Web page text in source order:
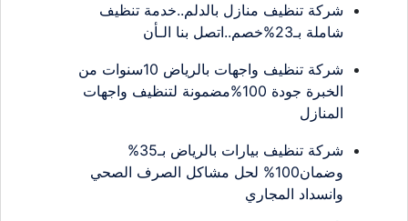
شركة تنظيف منازل بالدلم..خدمة تنظيف
شاملة بـ23%خصم..اتصل بنا الـأن
شركة تنظيف واجهات بالرياض 10سنوات من
الخبرة جودة 100%مضمونة لتنظيف واجهات
المنازل
شركة تنظيف بيارات بالرياض بـ35%
وضمان100% لحل مشاكل الصرف الصحي
وانسداد المجاري